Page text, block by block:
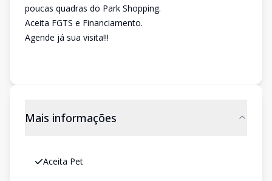
poucas quadras do Park Shopping.
Aceita FGTS e Financiamento.
Agende já sua visita!!!
Mais informações
Aceita Pet